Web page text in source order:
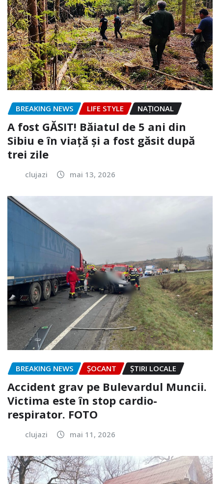
BREAKING NEWS LIFE STYLE NAŢIONAL
A fost GĂSIT! Băiatul de 5 ani din
Sibiu e în viață și a fost găsit după
trei zile
clujazi mai 13, 2026
BREAKING NEWS ȘOCANT ȘTIRI LOCALE
Accident grav pe Bulevardul Muncii.
Victima este în stop cardio-
respirator. FOTO
clujazi mai 11, 2026